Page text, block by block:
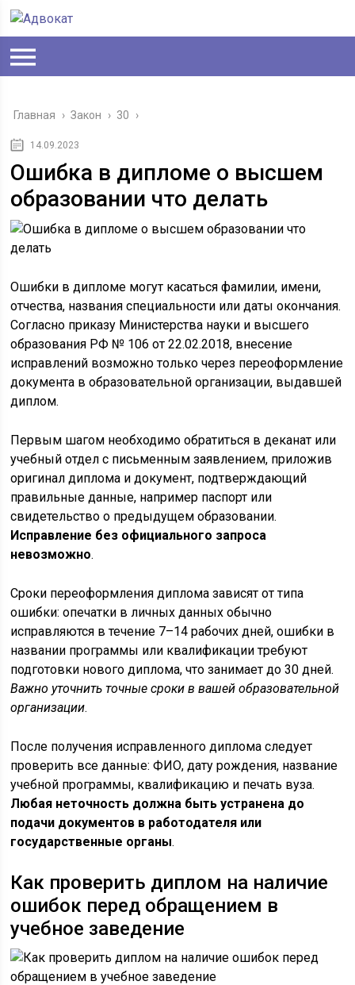
Главная › Закон › 30 ›
14.09.2023
Ошибка в дипломе о высшем
образовании что делать
Ошибки в дипломе могут касаться фамилии, имени,
отчества, названия специальности или даты окончания.
Согласно приказу Министерства науки и высшего
образования РФ № 106 от 22.02.2018, внесение
исправлений возможно только через переоформление
документа в образовательной организации, выдавшей
диплом.
Первым шагом необходимо обратиться в деканат или
учебный отдел с письменным заявлением, приложив
оригинал диплома и документ, подтверждающий
правильные данные, например паспорт или
свидетельство о предыдущем образовании.
Исправление без официального запроса
невозможно.
Сроки переоформления диплома зависят от типа
ошибки: опечатки в личных данных обычно
исправляются в течение 7–14 рабочих дней, ошибки в
названии программы или квалификации требуют
подготовки нового диплома, что занимает до 30 дней.
Важно уточнить точные сроки в вашей образовательной
организации.
После получения исправленного диплома следует
проверить все данные: ФИО, дату рождения, название
учебной программы, квалификацию и печать вуза.
Любая неточность должна быть устранена до
подачи документов в работодателя или
государственные органы.
Как проверить диплом на наличие
ошибок перед обращением в
учебное заведение